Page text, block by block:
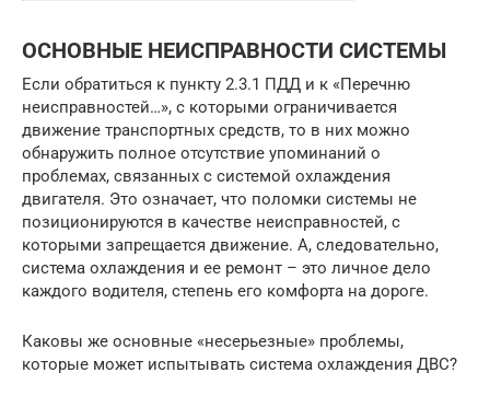
ОСНОВНЫЕ НЕИСПРАВНОСТИ СИСТЕМЫ
Если обратиться к пункту 2.3.1 ПДД и к «Перечню
неисправностей…», с которыми ограничивается
движение транспортных средств, то в них можно
обнаружить полное отсутствие упоминаний о
проблемах, связанных с системой охлаждения
двигателя. Это означает, что поломки системы не
позиционируются в качестве неисправностей, с
которыми запрещается движение. А, следовательно,
система охлаждения и ее ремонт – это личное дело
каждого водителя, степень его комфорта на дороге.
Каковы же основные «несерьезные» проблемы,
которые может испытывать система охлаждения ДВС?